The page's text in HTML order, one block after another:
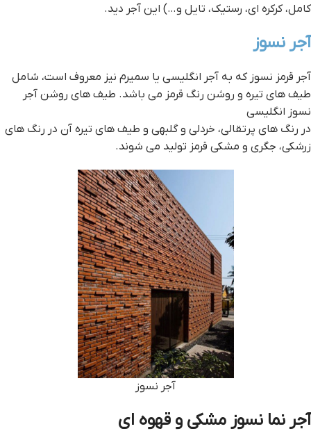
کامل، کرکره ای، رستیک، تایل و…) این آجر دید.
آجر نسوز
آجر قرمز نسوز که به آجر انگلیسی یا سمیرم نیز معروف است، شامل
طیف های تیره و روشن رنگ قرمز می باشد. طیف های روشن آجر
نسوز انگلیسی
در رنگ های پرتقالی، خردلی و گلبهی و طیف های تیره آن در رنگ های
زرشکی، جگری و مشکی قرمز تولید می شوند.
آجر نسوز
آجر نما نسوز مشکی و قهوه ای